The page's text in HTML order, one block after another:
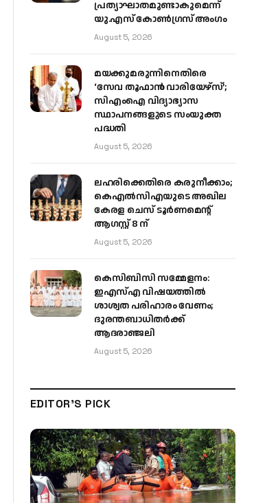
പ്രത്യാഘാതമുണ്ടാകുമെന്ന്
യു.എസ് കോൺഗ്രസ് അംഗം
August 5, 2026
മയക്കുമരുന്നിനെതിരെ
‘സേവ തൂഫാൻ വാരിയേഴ്‌സ്’;
സിഎംഐ വിദ്യാഭ്യാസ
സ്ഥാപനങ്ങളുടെ സംയുക്ത
പദ്ധതി
August 5, 2026
ലഹരിക്കെതിരെ കരുനീക്കാം;
കെഎൽസിഎയുടെ അഖില
കേരള ചെസ് ടൂർണമെന്റ്
ആഗസ്റ്റ് 8 ന്
August 5, 2026
കെസിബിസി സമ്മേളനം:
ഇഎസ്എ വിഷയത്തിൽ
ശാശ്വത പരിഹാരം വേണം;
ദുരന്തബാധിതർക്ക്
ആദരാഞ്ജലി
August 5, 2026
EDITOR'S PICK